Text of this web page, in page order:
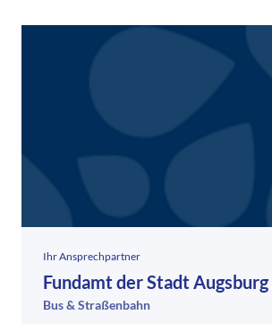
Ihr Ansprechpartner
Fundamt der Stadt Augsburg
Bus & Straßenbahn